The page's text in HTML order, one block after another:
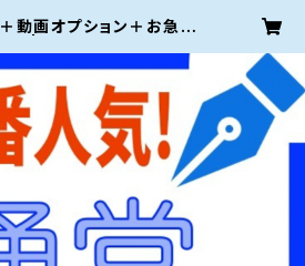
動画オプション＋お急ぎ